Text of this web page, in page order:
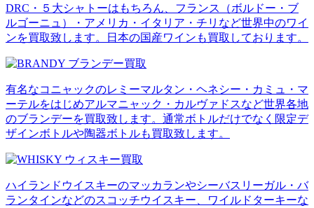
DRC・５大シャトーはもちろん、フランス（ボルドー・ブ
ルゴーニュ）・アメリカ・イタリア・チリなど世界中のワイ
ンを買取致します。日本の国産ワインも買取しております。
有名なコニャックのレミーマルタン・ヘネシー・カミュ・マ
ーテルをはじめアルマニャック・カルヴァドスなど世界各地
のブランデーを買取致します。通常ボトルだけでなく限定デ
ザインボトルや陶器ボトルも買取致します。
ハイランドウイスキーのマッカランやシーバスリーガル・バ
ランタインなどのスコッチウイスキー、ワイルドターキーな